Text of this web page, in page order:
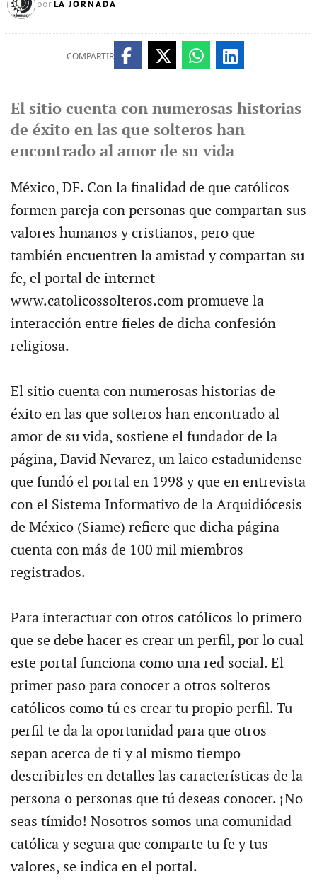
por LA JORNADA
COMPARTIR
El sitio cuenta con numerosas historias
de éxito en las que solteros han
encontrado al amor de su vida
México, DF. Con la finalidad de que católicos
formen pareja con personas que compartan sus
valores humanos y cristianos, pero que
también encuentren la amistad y compartan su
fe, el portal de internet
www.catolicossolteros.com promueve la
interacción entre fieles de dicha confesión
religiosa.
El sitio cuenta con numerosas historias de
éxito en las que solteros han encontrado al
amor de su vida, sostiene el fundador de la
página, David Nevarez, un laico estadunidense
que fundó el portal en 1998 y que en entrevista
con el Sistema Informativo de la Arquidiócesis
de México (Siame) refiere que dicha página
cuenta con más de 100 mil miembros
registrados.
Para interactuar con otros católicos lo primero
que se debe hacer es crear un perfil, por lo cual
este portal funciona como una red social. El
primer paso para conocer a otros solteros
católicos como tú es crear tu propio perfil. Tu
perfil te da la oportunidad para que otros
sepan acerca de ti y al mismo tiempo
describirles en detalles las características de la
persona o personas que tú deseas conocer. ¡No
seas tímido! Nosotros somos una comunidad
católica y segura que comparte tu fe y tus
valores, se indica en el portal.